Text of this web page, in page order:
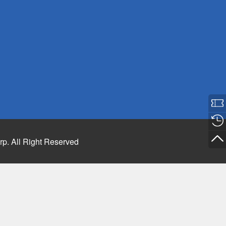
All Right Reserved